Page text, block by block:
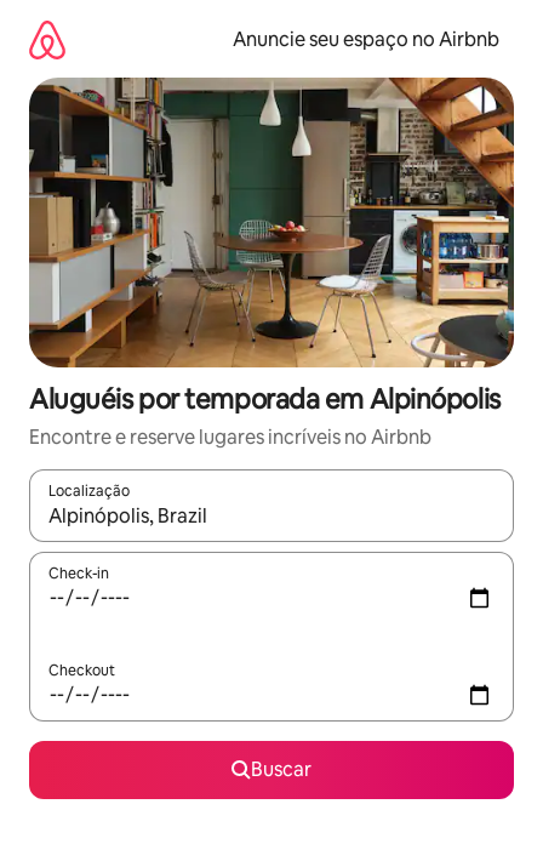
para
conteúdo
Anuncie seu espaço no Airbnb
Aluguéis por temporada em Alpinópolis
Encontre e reserve lugares incríveis no Airbnb
Localização
Quando os resultados estiverem disponíveis, explore-os
Check-in
Checkout
Buscar